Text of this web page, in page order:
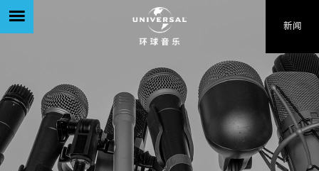
新闻